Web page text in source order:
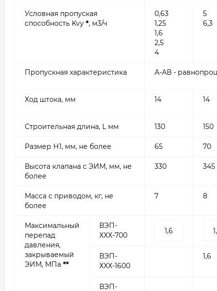
Условная пропуская
способность Kvy *, м3/ч
0,63
1,25
1,6
2,5
4
5
6,3
Пропускная характеристика А-АВ -
Ход штока, мм 14 14
Строительная длина, L мм 130 150
Размер Н1, мм, не более 65 70
Высота клапана с ЭИМ, мм, не
более
330 345
Масса с приводом, кг, не
более
7 8
Максимальный
перепад
давления,
закрываемый
ЭИМ, МПа **
ВЭП-
ХХХ-700
1,6
ВЭП-
ХХХ-1600
1,6
ВЭП-